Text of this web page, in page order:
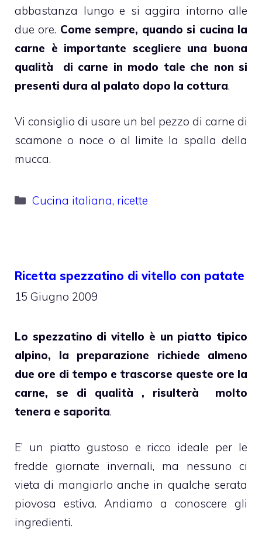
abbastanza lungo e si aggira intorno alle
due ore. Come sempre, quando si cucina la
carne è importante scegliere una buona
qualità di carne in modo tale che non si
presenti dura al palato dopo la cottura.
Vi consiglio di usare un bel pezzo di carne di
scamone o noce o al limite la spalla della
mucca.
Categorie
Cucina italiana, ricette
Ricetta spezzatino di vitello con patate
15 Giugno 2009
Lo spezzatino di vitello è un piatto tipico
alpino, la preparazione richiede almeno
due ore di tempo e trascorse queste ore la
carne, se di qualità , risulterà molto
tenera e saporita.
E’ un piatto gustoso e ricco ideale per le
fredde giornate invernali, ma nessuno ci
vieta di mangiarlo anche in qualche serata
piovosa estiva. Andiamo a conoscere gli
ingredienti.